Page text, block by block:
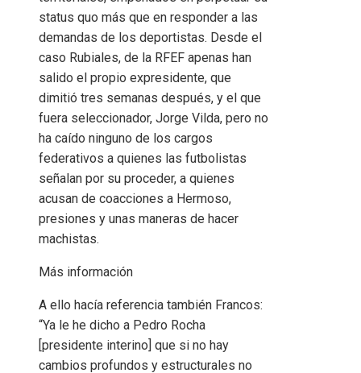
status quo más que en responder a las
demandas de los deportistas. Desde el
caso Rubiales, de la RFEF apenas han
salido el propio expresidente, que
dimitió tres semanas después, y el que
fuera seleccionador, Jorge Vilda, pero no
ha caído ninguno de los cargos
federativos a quienes las futbolistas
señalan por su proceder, a quienes
acusan de coacciones a Hermoso,
presiones y unas maneras de hacer
machistas.
Más información
A ello hacía referencia también Francos:
“Ya le he dicho a Pedro Rocha
[presidente interino] que si no hay
cambios profundos y estructurales no